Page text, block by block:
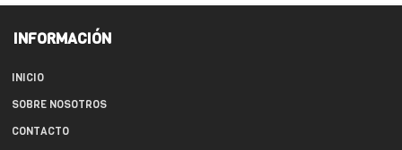
INFORMACIÓN
INICIO
SOBRE NOSOTROS
CONTACTO